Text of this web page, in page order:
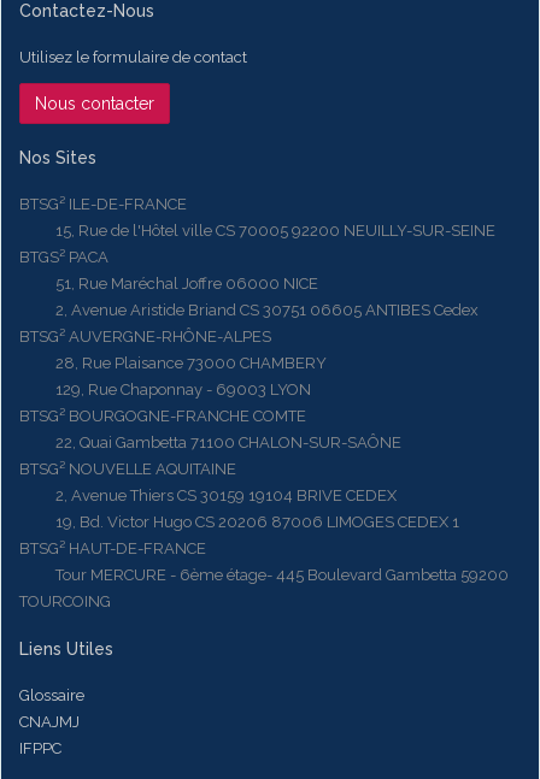
Contactez-Nous
Utilisez le formulaire de contact
Nous contacter
Nos Sites
BTSG² ILE-DE-FRANCE
15, Rue de l'Hôtel ville CS 70005 92200 NEUILLY-SUR-SEINE
BTGS² PACA
51, Rue Maréchal Joffre 06000 NICE
2, Avenue Aristide Briand CS 30751 06605 ANTIBES Cedex
BTSG² AUVERGNE-RHÔNE-ALPES
28, Rue Plaisance 73000 CHAMBERY
129, Rue Chaponnay - 69003 LYON
BTSG² BOURGOGNE-FRANCHE COMTE
22, Quai Gambetta 71100 CHALON-SUR-SAÔNE
BTSG² NOUVELLE AQUITAINE
2, Avenue Thiers CS 30159 19104 BRIVE CEDEX
19, Bd. Victor Hugo CS 20206 87006 LIMOGES CEDEX 1
BTSG² HAUT-DE-FRANCE
Tour MERCURE - 6ème étage- 445 Boulevard Gambetta 59200
TOURCOING
Liens Utiles
Glossaire
CNAJMJ
IFPPC